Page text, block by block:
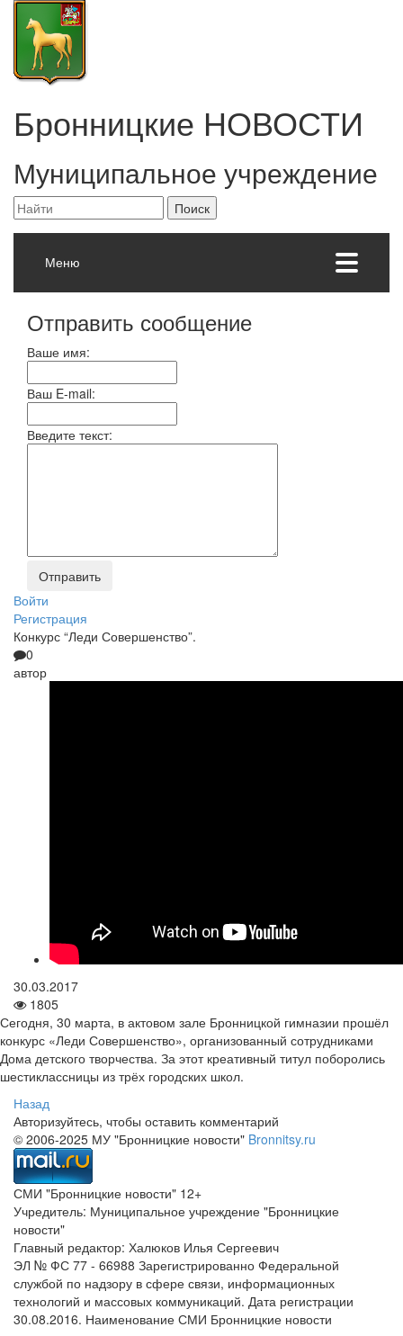
Бронницкие НОВОСТИ
Муниципальное учреждение
Меню
Отправить сообщение
Ваше имя:
Ваш E-mail:
Введите текст:
Войти
Регистрация
Конкурс “Леди Совершенство”.
0
автор
30.03.2017
1805
Сегодня, 30 марта, в актовом зале Бронницкой гимназии прошёл
конкурс «Леди Совершенство», организованный сотрудниками
Дома детского творчества. За этот креативный титул поборолись
шестиклассницы из трёх городских школ.
Назад
Авторизуйтесь, чтобы оставить комментарий
© 2006-2025 МУ "Бронницкие новости" Bronnitsy.ru
СМИ "Бронницкие новости" 12+
Учредитель: Муниципальное учреждение "Бронницкие
новости"
Главный редактор: Халюков Илья Сергеевич
ЭЛ № ФС 77 - 66988 Зарегистрированно Федеральной
службой по надзору в сфере связи, информационных
технологий и массовых коммуникаций. Дата регистрации
30.08.2016. Наименование СМИ Бронницкие новости